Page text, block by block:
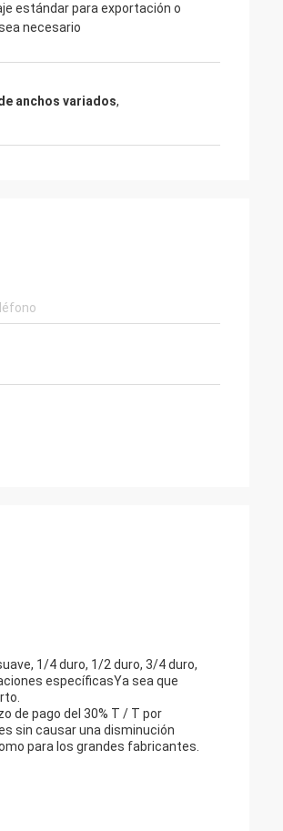
estándar para exportación o
necesario
anchos variados,
1/4 duro, 1/2 duro, 3/4 duro,
específicasYa sea que
de pago del 30% T / T por
sin causar una disminución
para los grandes fabricantes.